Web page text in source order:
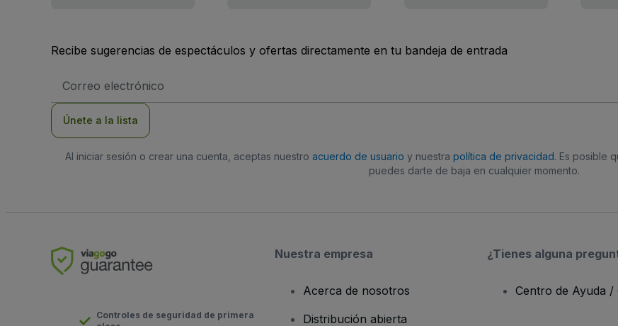
Recibe sugerencias de espectáculos y ofertas directamente en tu bandeja de entrada
de
Únete a la lista
Al iniciar sesión o crear una cuenta, aceptas nuestro acuerdo de usuario y nuestra política de privacidad. Es posible
puedes darte de baja en cualquier momento.
Controles de seguridad de primera
Nuestra empresa
Acerca de nosotros
Distribución abierta
¿Tienes alguna
Centro de Ayuda /